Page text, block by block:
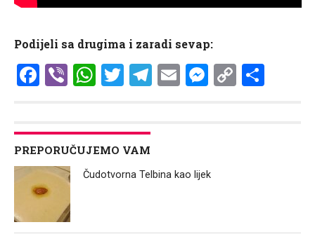
Podijeli sa drugima i zaradi sevap:
Facebook
ViberWhatsApp
Twitter
Telegram
EmailCopy
PREPORUČUJEMO VAM
Čudotvorna Telbina kao lijek